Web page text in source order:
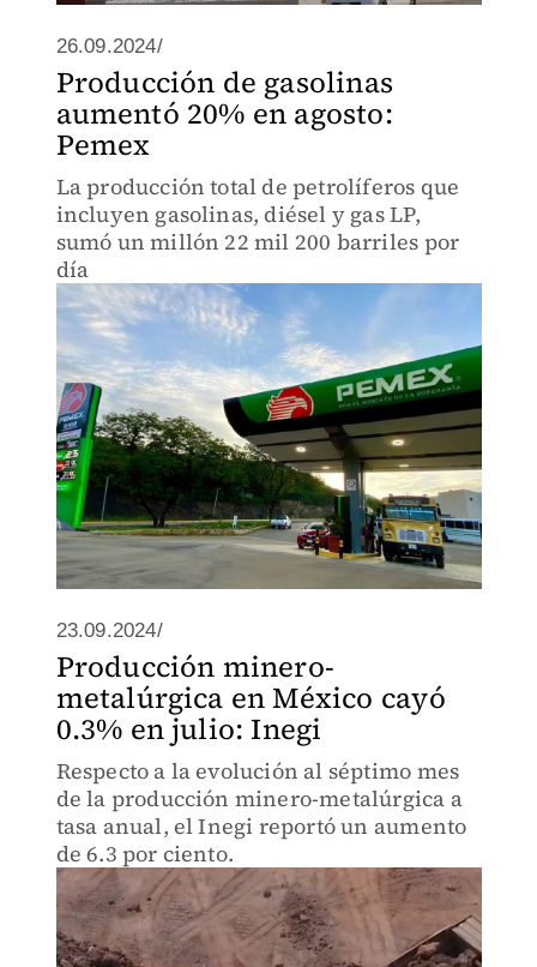
26.09.2024/
Producción de gasolinas
aumentó 20% en agosto:
Pemex
La producción total de petrolíferos que
incluyen gasolinas, diésel y gas LP,
sumó un millón 22 mil 200 barriles por
día
23.09.2024/
Producción minero-
metalúrgica en México cayó
0.3% en julio: Inegi
Respecto a la evolución al séptimo mes
de la producción minero-metalúrgica a
tasa anual, el Inegi reportó un aumento
de 6.3 por ciento.